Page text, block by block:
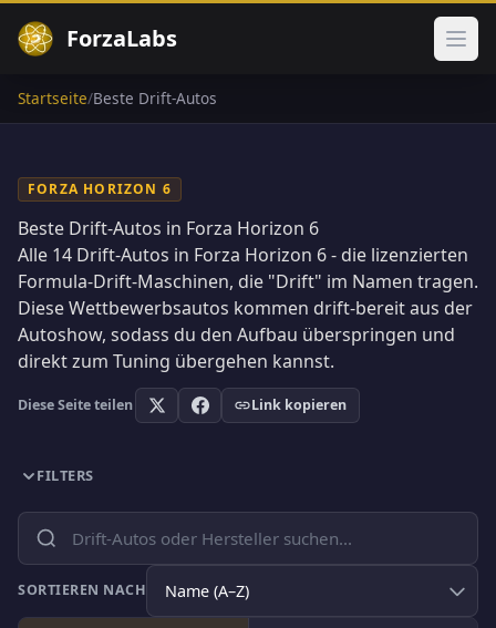
ForzaLabs
Startseite/Beste Drift-Autos
FORZA HORIZON 6
Beste Drift-Autos in Forza Horizon 6
Alle 14 Drift-Autos in Forza Horizon 6 - die lizenzierten
Formula-Drift-Maschinen, die "Drift" im Namen tragen.
Diese Wettbewerbsautos kommen drift-bereit aus der
Autoshow, sodass du den Aufbau überspringen und
direkt zum Tuning übergehen kannst.
Diese Seite teilen Link kopieren
FILTERS
SORTIEREN NACH